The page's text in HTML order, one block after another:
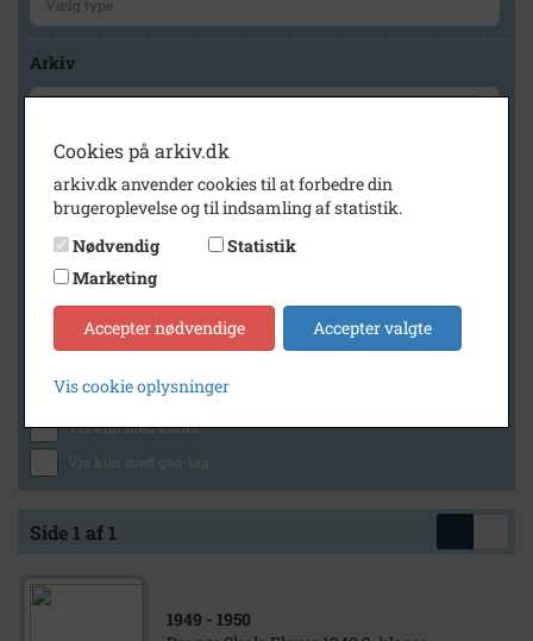
Arkiv
Geografi
Generelt
Vis kun med billeder
Vis kun med lydklip
Vis kun med kilder
Vis kun med geo-tag
Side 1 af 1
1949 - 1950
Cookies på arkiv.dk
arkiv.dk anvender cookies til at forbedre din
brugeroplevelse og til indsamling af statistik.
Nødvendig
Statistik
Marketing
Accepter nødvendige Accepter valgte
Vis cookie oplysninger